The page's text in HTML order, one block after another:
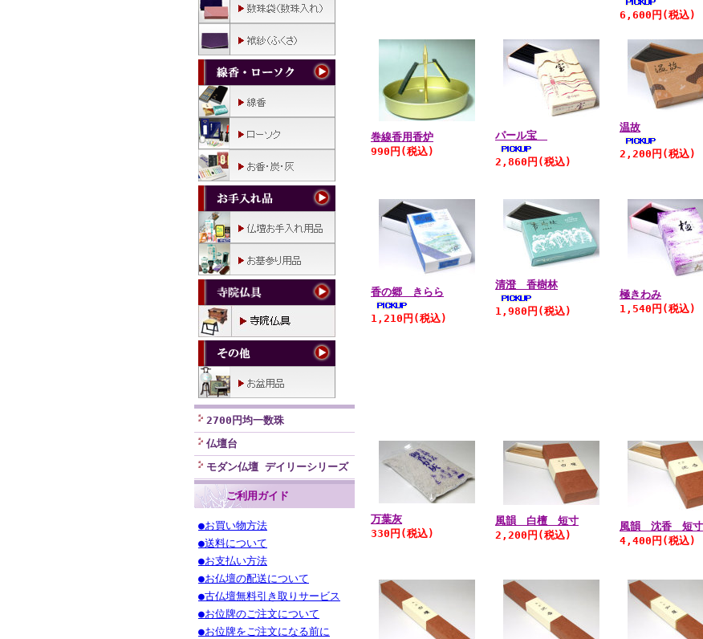
2700円均一数珠
仏壇台
モダン仏壇 デイリーシリーズ
ご利用ガイド
●お買い物方法
●送料について
●お支払い方法
●お仏壇の配送について
●古仏壇無料引き取りサービス
●お位牌のご注文について
●お位牌をご注文になる前に
6,600円 (税込)
巻線香用香炉
990円 (税込)
パール宝
2,860円 (税込)
温故
2,200円 (税込)
香の郷 きらら
1,210円 (税込)
清澄 香樹林
1,980円 (税込)
極きわみ
1,540円 (税込)
万葉灰
330円 (税込)
風韻 白檀 短寸
2,200円 (税込)
風韻 沈香 短寸
4,400円 (税込)